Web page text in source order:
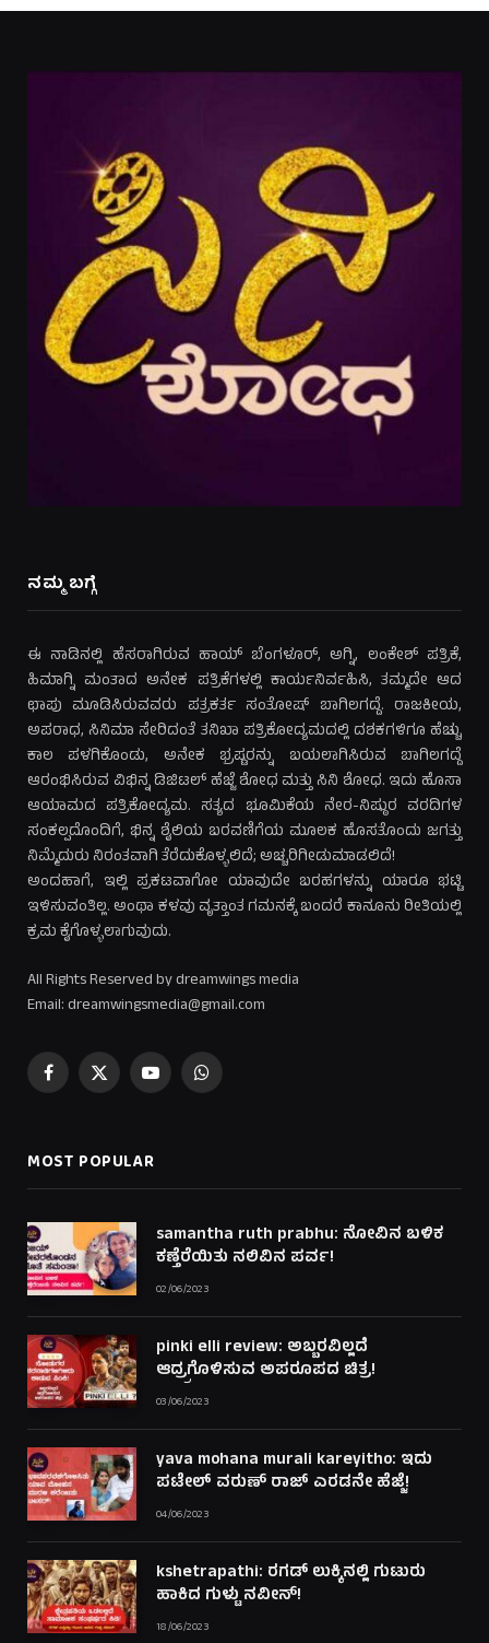
ನಮ್ಮ ಬಗ್ಗೆ
ಈ ನಾಡಿನಲ್ಲಿ ಹೆಸರಾಗಿರುವ ಹಾಯ್ ಬೆಂಗಳೂರ್, ಅಗ್ನಿ, ಲಂಕೇಶ್ ಪತ್ರಿಕೆ,
ಹಿಮಾಗ್ನಿ ಮಂತಾದ ಅನೇಕ ಪತ್ರಿಕೆಗಳಲ್ಲಿ ಕಾರ್ಯನಿರ್ವಹಿಸಿ, ತಮ್ಮದೇ ಆದ
ಛಾಪು ಮೂಡಿಸಿರುವವರು ಪತ್ರಕರ್ತ ಸಂತೋಷ್ ಬಾಗಿಲಗದ್ದೆ. ರಾಜಕೀಯ,
ಅಪರಾಧ, ಸಿನಿಮಾ ಸೇರಿದಂತೆ ತನಿಖಾ ಪತ್ರಿಕೋದ್ಯಮದಲ್ಲಿ ದಶಕಗಳಿಗೂ ಹೆಚ್ಚು
ಕಾಲ ಪಳಗಿಕೊಂಡು, ಅನೇಕ ಭ್ರಷ್ಟರನ್ನು ಬಯಲಾಗಿಸಿರುವ ಬಾಗಿಲಗದ್ದೆ
ಆರಂಭಿಸಿರುವ ವಿಭಿನ್ನ ಡಿಜಿಟಲ್ ಹೆಜ್ಜೆ ಶೋಧ ಮತ್ತು ಸಿನಿ ಶೋಧ. ಇದು ಹೊಸಾ
ಆಯಾಮದ ಪತ್ರಿಕೋದ್ಯಮ. ಸತ್ಯದ ಭೂಮಿಕೆಯ ನೇರ-ನಿಷ್ಠುರ ವರದಿಗಳ
ಸಂಕಲ್ಪದೊಂದಿಗೆ, ಭಿನ್ನ ಶೈಲಿಯ ಬರವಣಿಗೆಯ ಮೂಲಕ ಹೊಸತೊಂದು ಜಗತ್ತು
ನಿಮ್ಮೆದುರು ನಿರಂತವಾಗಿ ತೆರೆದುಕೊಳ್ಳಲಿದೆ; ಅಚ್ಚರಿಗೀಡುಮಾಡಲಿದೆ!
ಅಂದಹಾಗೆ, ಇಲ್ಲಿ ಪ್ರಕಟವಾಗೋ ಯಾವುದೇ ಬರಹಗಳನ್ನು ಯಾರೂ ಭಟ್ಟಿ
ಇಳಿಸುವಂತಿಲ್ಲ. ಅಂಥಾ ಕಳವು ವೃತ್ತಾಂತ ಗಮನಕ್ಕೆ ಬಂದರೆ ಕಾನೂನು ರೀತಿಯಲ್ಲಿ
ಕ್ರಮ ಕೈಗೊಳ್ಳಲಾಗುವುದು.
All Rights Reserved by dreamwings media
Email: dreamwingsmedia@gmail.com
Facebook
X
YouTubeWhatsApp
MOST POPULAR
samantha ruth prabhu: ನೋವಿನ ಬಳಿಕ
ಕಣ್ತೆರೆಯಿತು ನಲಿವಿನ ಪರ್ವ!
02/06/2023
pinki elli review: ಅಬ್ಬರವಿಲ್ಲದೆ
ಆದ್ರ್ರಗೊಳಿಸುವ ಅಪರೂಪದ ಚಿತ್ರ!
03/06/2023
yava mohana murali kareyitho: ಇದು
ಪಟೇಲ್ ವರುಣ್ ರಾಜ್ ಎರಡನೇ ಹೆಜ್ಜೆ!
04/06/2023
kshetrapathi: ರಗಡ್ ಲುಕ್ಕಿನಲ್ಲಿ ಗುಟುರು
ಹಾಕಿದ ಗುಳ್ಟು ನವೀನ್!
18/06/2023